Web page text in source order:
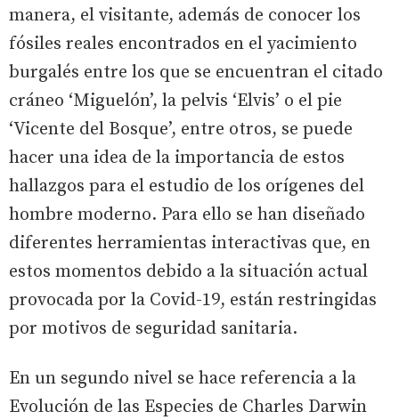
manera, el visitante, además de conocer los
fósiles reales encontrados en el yacimiento
burgalés entre los que se encuentran el citado
cráneo ‘Miguelón’, la pelvis ‘Elvis’ o el pie
‘Vicente del Bosque’, entre otros, se puede
hacer una idea de la importancia de estos
hallazgos para el estudio de los orígenes del
hombre moderno. Para ello se han diseñado
diferentes herramientas interactivas que, en
estos momentos debido a la situación actual
provocada por la Covid-19, están restringidas
por motivos de seguridad sanitaria.
En un segundo nivel se hace referencia a la
Evolución de las Especies de Charles Darwin